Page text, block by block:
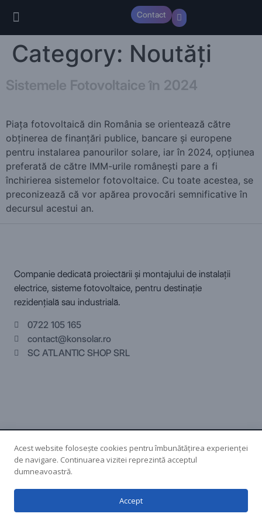
Contact
Category: Noutăți
Sistemele Fotovoltaice în 2024
Piața fotovoltaică din România se orientează către
obținerea de finanțări publice, bancare și europene
pentru instalarea panourilor solare, iar în 2024, opțiunea
preferată de către IMM-urile românești pare a fi
închirierea sistemelor fotovoltaice. Cu toate acestea, se
preconizează că vor apărea provocări semnificative în
decursul acestui an.
Companie dedicată proiectării și montajului de instalații
electrice, sisteme fotovoltaice, pentru destinație
rezidențială sau industrială.
0722 105 165
contact@konsolar.ro
SC ATLANTIC SHOP SRL
Copyright 2026 © ATLANTIC SHOP SRL
Acest website folosește cookies pentru îmbunătățirea experienței
de navigare. Continuarea vizitei reprezintă acceptul
dumneavoastră.
Accept